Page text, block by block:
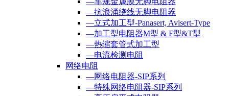
—抗浪涌绕线无脚电阻器
—立式加工型-Panasert, Avisert-Type
—加工型电阻器M型 & F型&T型
—热缩套管式加工型
—电流检测电阻
网络电阻
—网络电阻器-SIP系列
—特殊网络电阻器-SIP系列